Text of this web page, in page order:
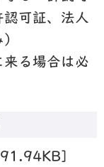
可証、法人
る場合は必